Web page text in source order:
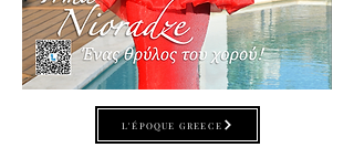
L'ÉPOQUE GREECE